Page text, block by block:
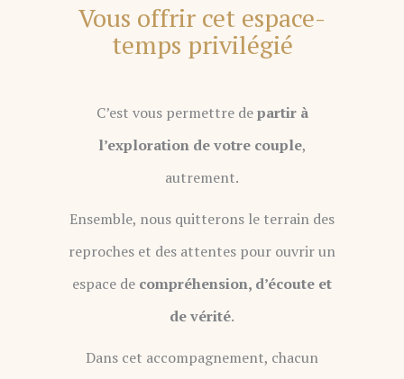
Vous offrir cet espace-
temps privilégié
C’est vous permettre departir à
l’exploration de votre couple,
autrement.
Ensemble, nous quitterons le terrain des
reproches et des attentes pour ouvrir un
espace de compréhension, d’écoute et
de vérité.
Dans cet accompagnement, chacun